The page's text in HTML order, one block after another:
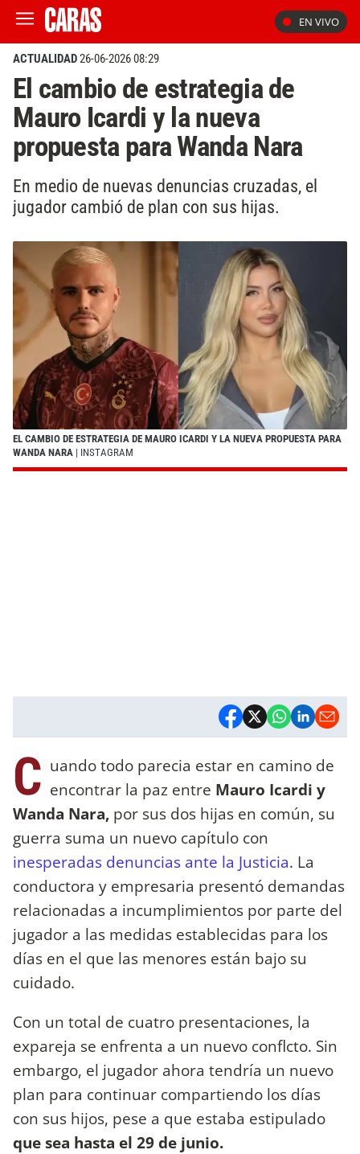
EN VIVO
ACTUALIDAD26-06-2026 08:29
El cambio de estrategia de
Mauro Icardi y la nueva
propuesta para Wanda Nara
En medio de nuevas denuncias cruzadas, el
jugador cambió de plan con sus hijas.
EL CAMBIO DE ESTRATEGIA DE MAURO ICARDI Y LA NUEVA PROPUESTA PARA
WANDA NARA | INSTAGRAM
C uando todo parecia estar en camino de
encontrar la paz entre Mauro Icardi y
Wanda Nara, por sus dos hijas en común, su
guerra suma un nuevo capítulo con
inesperadas denuncias ante la Justicia. La
conductora y empresaria presentó demandas
relacionadas a incumplimientos por parte del
jugador a las medidas establecidas para los
días en el que las menores están bajo su
cuidado.
Con un total de cuatro presentaciones, la
expareja se enfrenta a un nuevo conflcto. Sin
embargo, el jugador ahora tendría un nuevo
plan para continuar compartiendo los días
con sus hijos, pese a que estaba estipulado
que sea hasta el 29 de junio.